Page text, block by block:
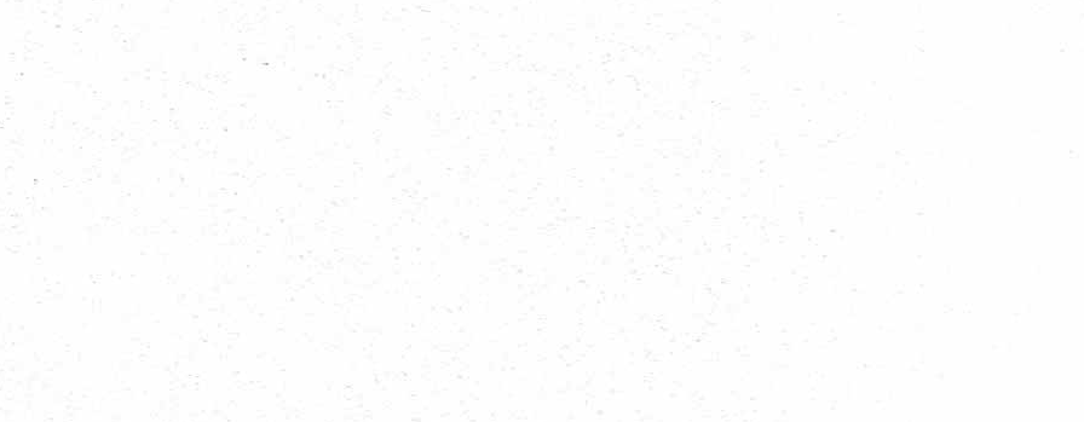
Scouting regio Den Haag kent 14 Scoutinggroepen die wekelijks bijeenkomsten organiseren voor diverse leeftijdscategoriën. Bekijk op de kaart waar
Regio voor jouw groep